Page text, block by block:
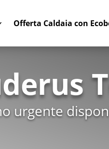
Offerta Caldaia con
urgente